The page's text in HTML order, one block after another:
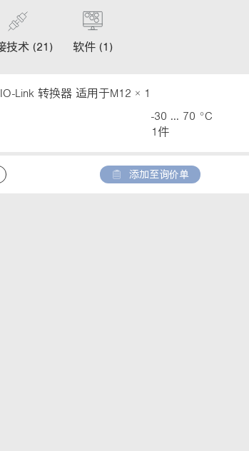
技术 (21) 软件 (1)
IO-Link 转换器 适用于M12 × 1
-30 ... 70 °C
1件
添加至询价单